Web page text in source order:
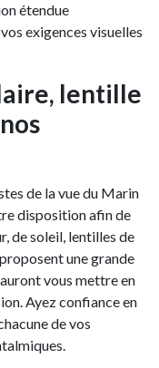
étendue
exigences visuelles
lentille
de la vue du Marin
disposition afin de
de soleil, lentilles de
une grande
vous mettre en
Ayez confiance en
de vos